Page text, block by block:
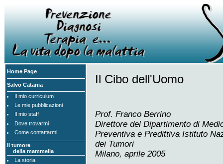
Home Page
Salvo Catania
Il mio curriculum
Le mie pubblicazioni
Il mio staff
Dove trovarmi
Come contattarmi
Il tumore
della mammella
La storia
Il Cibo dell'Uomo
Prof. Franco Berrino
Direttore del Dipartimento di
Preventiva e Predittiva Istituto
dei Tumori
Milano, aprile 2005